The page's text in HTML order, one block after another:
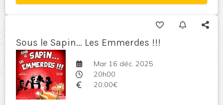
Sous le Sapin... Les Emmerdes !!!
Mar 16 déc. 2025
20h00
20,00€